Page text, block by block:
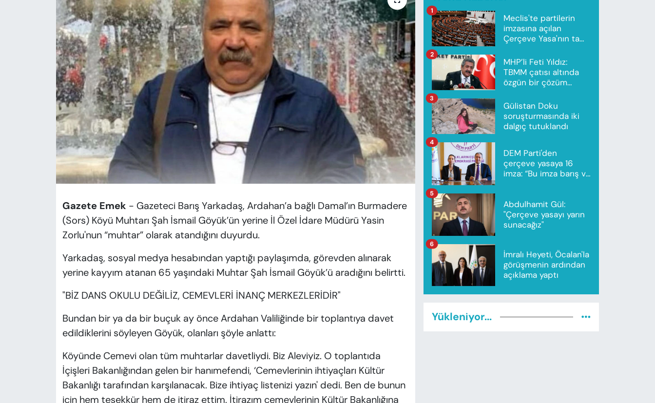
Gazete Emek - Gazeteci Barış Yarkadaş, Ardahan’a bağlı Damal’ın Burmadere
(Sors) Köyü Muhtarı Şah İsmail Göyük’ün yerine İl Özel İdare Müdürü Yasin
Zorlu'nun “muhtar” olarak atandığını duyurdu.
Yarkadaş, sosyal medya hesabından yaptığı paylaşımda, görevden alınarak
yerine kayyım atanan 65 yaşındaki Muhtar Şah İsmail Göyük’ü aradığını belirtti.
"BİZ DANS OKULU DEĞİLİZ, CEMEVLERİ İNANÇ MERKEZLERİDİR"
Bundan bir ya da bir buçuk ay önce Ardahan Valiliğinde bir toplantıya davet
edildiklerini söyleyen Göyük, olanları şöyle anlattı:
Köyünde Cemevi olan tüm muhtarlar davetliydi. Biz Aleviyiz. O toplantıda
İçişleri Bakanlığından gelen bir hanımefendi, ‘Cemevlerinin ihtiyaçları Kültür
Bakanlığı tarafından karşılanacak. Bize ihtiyaç listenizi yazın' dedi. Ben de bunun
için hem teşekkür hem de itiraz ettim. İtirazım cemevlerinin Kültür Bakanlığına
Meclis'te partilerin
imzasına açılan
Çerçeve Yasa'nın tam
1
MHP’li Feti Yıldız:
TBMM çatısı altında
özgün bir çözüm
2
Gülistan Doku
soruşturmasında iki
dalgıç tutuklandı
3
DEM Parti'den
çerçeve yasaya 16
imza: “Bu imza barış ve
4
Abdulhamit Gül:
"Çerçeve yasayı yarın
sunacağız"
5
İmralı Heyeti, Öcalan'la
görüşmenin ardından
açıklama yaptı
6
Yükleniyor...
SAĞLIK
KÜLTÜR-SANAT
MAGAZİN
ÖZEL HABER
YAZAR KÖŞESİ
SİYASET
VAN VE DİYARBAKIR HABERLERİ